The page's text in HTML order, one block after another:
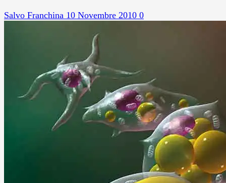
Salvo Franchina 10 Novembre 2010 0